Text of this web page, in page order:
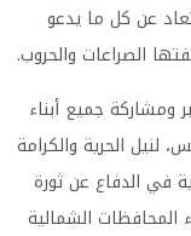
عن كل ما يدعو
الصراعات والحروب.
ومشاركة جميع أبناء
لنيل الحرية والكرامة
في الدفاع عن ثورة
المحافظات الشمالية